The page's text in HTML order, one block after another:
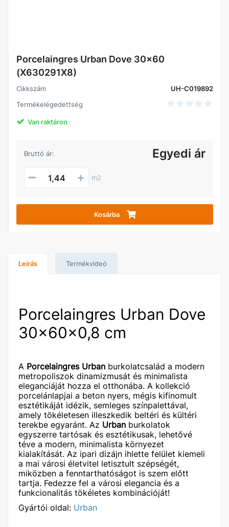
Porcelaingres Urban Dove 30x60
(X630291X8)
Cikkszám
UH-C019892
Termékelégedettség
Van raktáron
Bruttó ár: Egyedi ár
m2
Kosárba
Leírás Termékvideó
Porcelaingres Urban Dove
30x60x0,8 cm
A Porcelaingres Urban burkolatcsalád a modern
metropoliszok dinamizmusát és minimalista
eleganciáját hozza el otthonába. A kollekció
porcelánlapjai a beton nyers, mégis kifinomult
esztétikáját idézik, semleges színpalettával,
amely tökéletesen illeszkedik beltéri és kültéri
terekbe egyaránt. Az Urban burkolatok
egyszerre tartósak és esztétikusak, lehetővé
téve a modern, minimalista környezet
kialakítását. Az ipari dizájn ihlette felület kiemeli
a mai városi életvitel letisztult szépségét,
miközben a fenntarthatóságot is szem előtt
tartja. Fedezze fel a városi elegancia és a
funkcionalitás tökéletes kombinációját!
Gyártói oldal: Urban